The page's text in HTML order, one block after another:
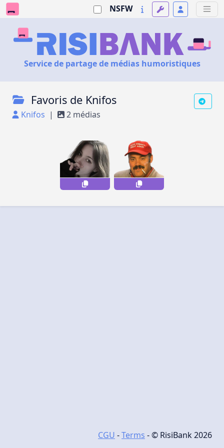
NSFW
Service de partage de médias humoristiques
Favoris de Knifos
Knifos | 2 médias
CGU -Terms - © RisiBank 2026